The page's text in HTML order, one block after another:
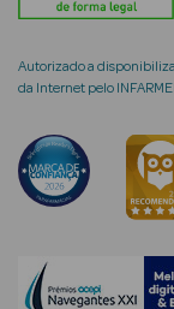
Cosmética
Séruns
Creme de
Autorizado a
da Internet pelo